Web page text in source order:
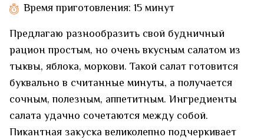
Время приготовления: 15 минут
Предлагаю разнообразить свой будничный
рацион простым, но очень вкусным салатом из
тыквы, яблока, моркови. Такой салат готовится
буквально в считанные минуты, а получается
сочным, полезным, аппетитным. Ингредиенты
салата удачно сочетаются между собой.
Пикантная закуска великолепно подчеркивает